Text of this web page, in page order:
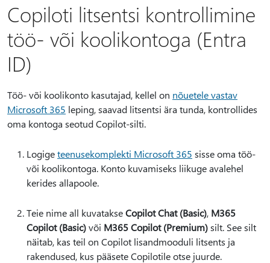
Copiloti litsentsi kontrollimine
töö- või koolikontoga (Entra
ID)
Töö- või koolikonto kasutajad, kellel on nõuetele vastav
Microsoft 365 leping, saavad litsentsi ära tunda, kontrollides
oma kontoga seotud Copilot-silti.
Logigeteenusekomplekti Microsoft 365 sisse oma töö-
või koolikontoga. Konto kuvamiseks liikuge avalehel
kerides allapoole.
Teie nime all kuvatakseCopilot Chat (Basic), M365
Copilot (Basic)või M365 Copilot (Premium)silt. See silt
näitab, kas teil on Copilot lisandmooduli litsents ja
rakendused, kus pääsete Copilotile otse juurde.